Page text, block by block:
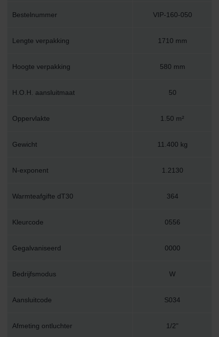
Bestelnummer VIP-160-050
Lengte verpakking 1710 mm
Hoogte verpakking 580 mm
H.O.H. aansluitmaat 50
Oppervlakte 1.50 m²
Gewicht 11.400 kg
N-exponent 1.2130
Warmteafgifte dT30 364
Kleurcode 0556
Gegalvaniseerd 0000
Bedrijfsmodus W
Aansluitcode S034
Afmeting ontluchter 1/2"